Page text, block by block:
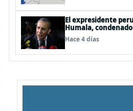
El expresidente
Humala, condenado
cárcel, sale libre al
caso
Hace 4 días